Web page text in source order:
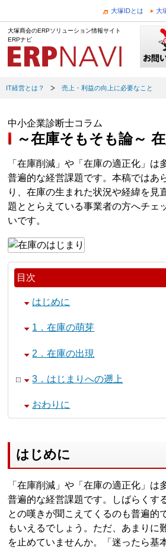
大塚IDとは 大
大塚商会のERPソリューション情報サイト
ERPナビ
IT経営とは？ 売上・利益の向上に必要なこと
中小企業診断士コラム
～在庫そもそも論～
「在庫削減」や「在庫の適正化」は
普遍的な経営課題です。本稿ではあ
り、在庫の生まれた状況や経緯を見
題ととらえている事業者の方へチェ
いです。
目次
はじめに
1．在庫の萌芽
2．在庫の出現
3．はじまりへの遡上
おわりに
はじめに
「在庫削減」や「在庫の適正化」は
普遍的な経営課題です。しばらくす
との嘆きが聞こえてくるのも普遍的
もいえるでしょう。ただ、あまりに
を止めていませんか。「迷ったら基